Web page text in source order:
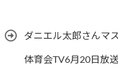
ダニエル太郎さんマ
体育会TV6月20日放送